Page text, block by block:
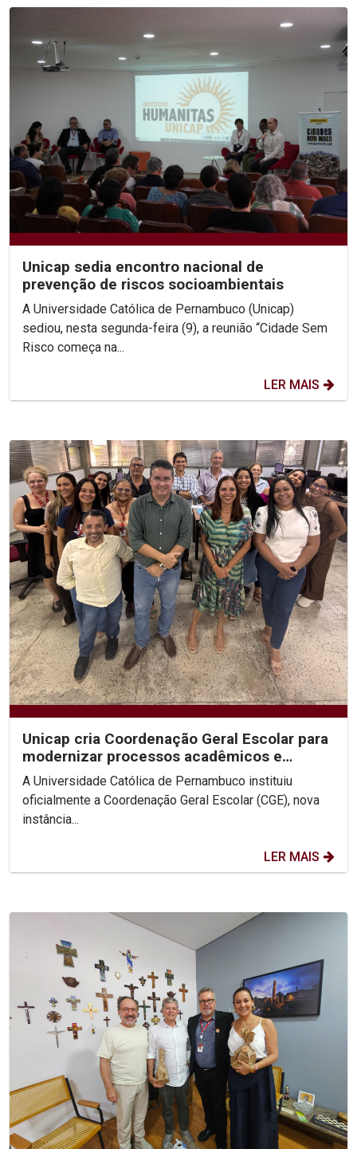
Unicap sedia encontro nacional de
prevenção de riscos socioambientais
A Universidade Católica de Pernambuco (Unicap)
sediou, nesta segunda-feira (9), a reunião “Cidade Sem
Risco começa na...
LER MAIS
Unicap cria Coordenação Geral Escolar para
modernizar processos acadêmicos e
ampliar o uso de IA...
A Universidade Católica de Pernambuco instituiu
oficialmente a Coordenação Geral Escolar (CGE), nova
instância...
LER MAIS